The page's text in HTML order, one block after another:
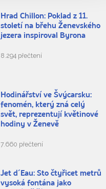
Hrad Chillon: Poklad z 11.
století na břehu Ženevského
jezera inspiroval Byrona
8.294 přečtení
Hodinářství ve Švýcarsku:
fenomén, který zná celý
svět, reprezentují květinové
hodiny v Ženevě
7.660 přečtení
Jet d´Eau: Sto čtyřicet metrů
vysoká fontána jako